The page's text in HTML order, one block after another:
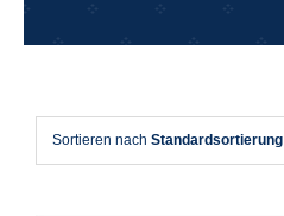
Forschen
Sortieren nach Standardsortierung